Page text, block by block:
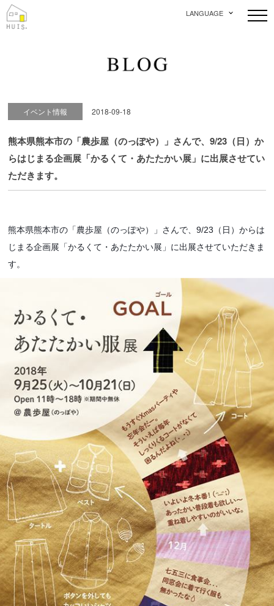
LANGUAGE
イベント情報 2018-09-18
熊本県熊本市の「農歩屋（のっぽや）」さんで、9/23（日）か
らはじまる企画展「かるくて・あたたかい展」に出展させてい
ただきます。
熊本県熊本市の「農歩屋（のっぽや）」さんで、9/23（日）からは
じまる企画展「かるくて・あたたかい展」に出展させていただきま
す。